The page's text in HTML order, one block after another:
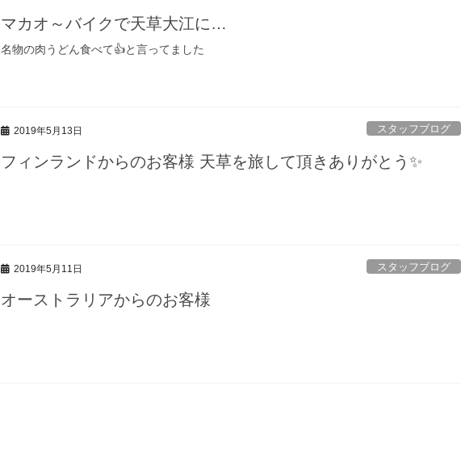
マカオ～バイクで天草大江に…
名物の肉うどん食べて👍と言ってました
2019年5月13日 スタッフブログ
フィンランドからのお客様 天草を旅して頂きありがとう✨
2019年5月11日 スタッフブログ
オーストラリアからのお客様